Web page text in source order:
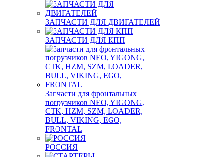
ЗАПЧАСТИ ДЛЯ ДВИГАТЕЛЕЙ
ЗАПЧАСТИ ДЛЯ КПП
Запчасти для фронтальных
погрузчиков NEO, YIGONG,
CTK, HZM, SZM, LOADER,
BULL, VIKING, EGO,
FRONTAL
РОССИЯ